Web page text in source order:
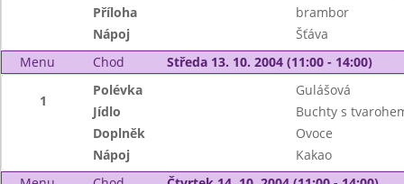
Příloha
brambor
Nápoj
Šťáva
Menu
Chod Středa 13. 10. 2004 (11:00 - 14:00)
1
Polévka
Gulášová
Jídlo
Buchty s
Doplněk
Ovoce
Nápoj
Kakao